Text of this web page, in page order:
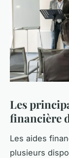
Les
financière
Les aides
plusieurs